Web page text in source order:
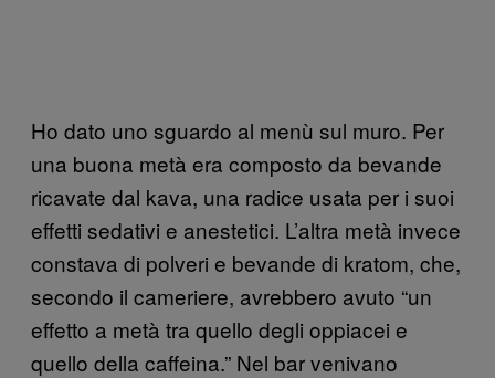
Ho dato uno sguardo al menù sul muro. Per
una buona metà era composto da bevande
ricavate dal kava, una radice usata per i suoi
effetti sedativi e anestetici. L’altra metà invece
constava di polveri e bevande di kratom, che,
secondo il cameriere, avrebbero avuto “un
effetto a metà tra quello degli oppiacei e
quello della caffeina.” Nel bar venivano